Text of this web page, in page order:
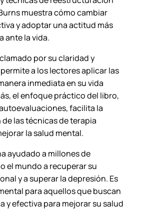
muestra cómo cambiar
y adoptar una actitud más
ante la vida.
por su claridad y
a los lectores aplicar las
inmediata en su vida
el enfoque práctico del libro,
facilita la
las técnicas de terapia
la salud mental.
ayudado a millones de
el mundo a recuperar su
y a superar la depresión. Es
para aquellos que buscan
y efectiva para mejorar su salud